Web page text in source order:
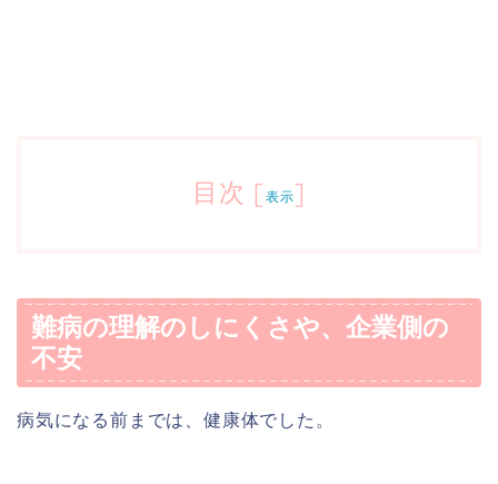
目次 [ 表示]
難病の理解のしにくさや、企業側の
不安
病気になる前までは、健康体でした。